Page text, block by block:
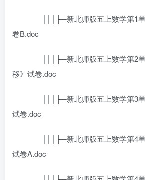
│││├─新北师版五上数学第1单
卷B.doc
│││├─新北师版五上数学第2单
移》试卷.doc
│││├─新北师版五上数学第3单
试卷.doc
│││├─新北师版五上数学第4单
试卷A.doc